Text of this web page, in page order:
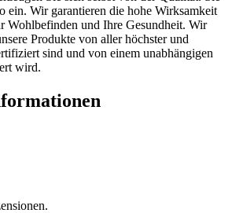
ein. Wir garantieren die hohe Wirksamkeit
Wohlbefinden und Ihre Gesundheit. Wir
Produkte von aller höchster und
sind und von einem unabhängigen
wird.